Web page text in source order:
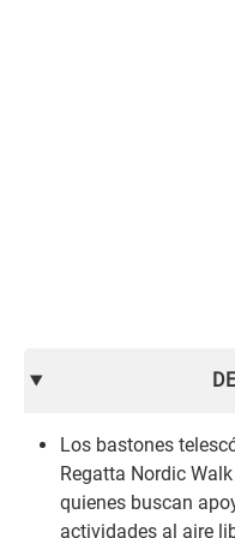
Los bastones
Regatta Nordic
quienes buscan
actividades al aire